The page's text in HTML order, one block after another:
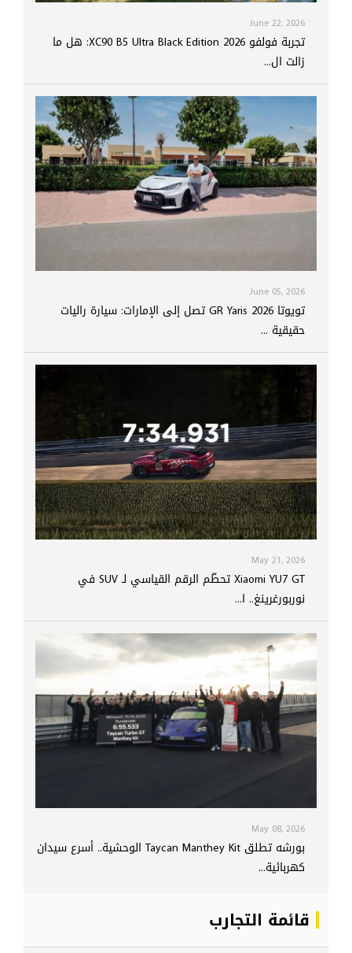
June 22, 2026
تجربة فولفو XC90 B5 Ultra Black Edition 2026: هل ما
زالت ال...
June 05, 2026
تويوتا GR Yaris 2026 تصل إلى الإمارات: سيارة راليات
حقيقية ...
May 21, 2026
Xiaomi YU7 GT تحطّم الرقم القياسي لـ SUV في
نوربورغرينغ.. ا...
May 08, 2026
بورشه تطلق Taycan Manthey Kit الوحشية.. أسرع سيدان
كهربائية...
قائمة التجارب